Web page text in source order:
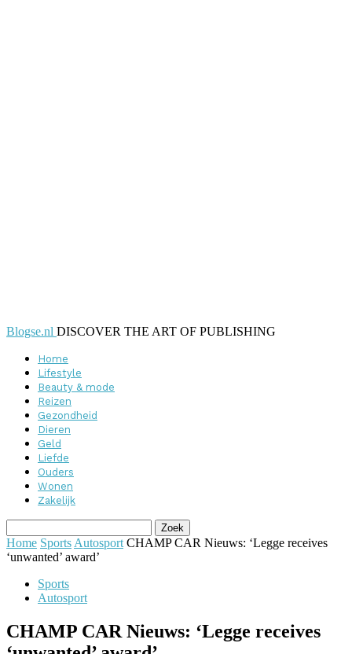
Blogse.nl DISCOVER THE ART OF PUBLISHING
Home
Lifestyle
Beauty & mode
Reizen
Gezondheid
Dieren
Geld
Liefde
Ouders
Wonen
Zakelijk
Home Sports Autosport CHAMP CAR Nieuws: ‘Legge receives
‘unwanted’ award’
Sports
Autosport
CHAMP CAR Nieuws: ‘Legge receives